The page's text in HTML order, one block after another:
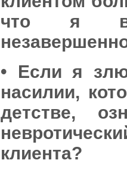
что я
• Если я
насилии,
детстве,
клиента?